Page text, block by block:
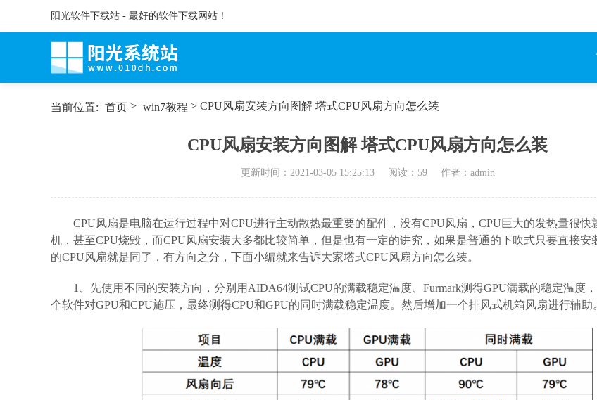
阳光软件下载站 - 最好的软件下载网站！
当前位置: 首页 > win7教程 > CPU风扇安装方向图解 塔式CPU风扇方向怎么装
CPU风扇安装方向图解 塔式CPU风扇方向怎么装
更新时间： 2021-03-05 15:25:13 阅读： 59 作者：admin
CPU风扇是电脑在运行过程中对CPU进行主动散热最重要的配件，没有CPU风扇，CPU巨大的发热量很快
机，甚至CPU烧毁，而CPU风扇安装大多都比较简单，但是也有一定的讲究，如果是普通的下吹式只要直接安
的CPU风扇就是同了，有方向之分，下面小编就来告诉大家塔式CPU风扇方向怎么装。
1、先使用不同的安装方向，分别用AIDA64测试CPU的满载稳定温度、Furmark测得GPU满载的稳定温度
个软件对GPU和CPU施压，最终测得CPU和GPU的同时满载稳定温度。然后增加一个排风式机箱风扇进行辅助